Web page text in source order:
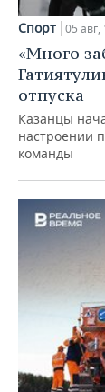
Спорт 05 авг,
«Много
отпуска
Казанцы
настроении
команды